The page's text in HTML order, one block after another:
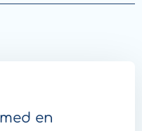
en